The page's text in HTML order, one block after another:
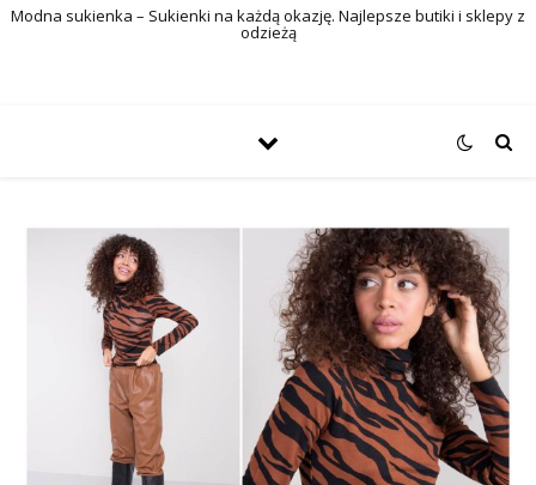
Modna sukienka – Sukienki na każdą okazję. Najlepsze butiki i sklepy z
odzieżą